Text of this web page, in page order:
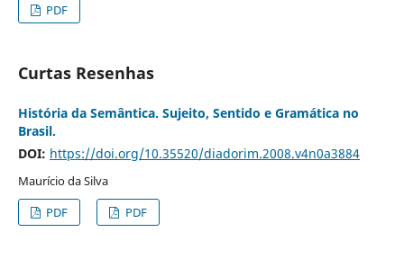
PDF
Curtas Resenhas
História da Semântica. Sujeito, Sentido e Gramática no
Brasil.
DOI: https://doi.org/10.35520/diadorim.2008.v4n0a3884
Maurício da Silva
PDF
PDF